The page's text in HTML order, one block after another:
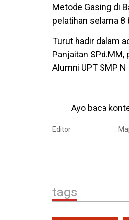
Metode Gasing di
pelatihan selama 8
Turut hadir dalam
Panjaitan SPd.MM,
Alumni UPT SMP
Ayo baca
Editor :
tags